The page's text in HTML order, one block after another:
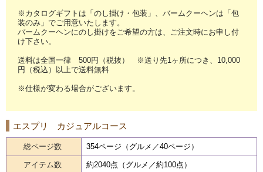
※カタログギフトは「のし掛け・包装」、バームクーヘンは「包
装のみ」でご用意いたします。
バームクーヘンにのし掛けをご希望の方は、ご注文時にお申し付
け下さい。
送料は全国一律 500円（税抜） ※送り先1ヶ所につき、10,000
円（税込）以上で送料無料
※仕様が変わる場合がございます。
エスプリ カジュアルコース
総ページ数 354ページ（グルメ／40ページ）
アイテム数 約2040点（グルメ／約100点）